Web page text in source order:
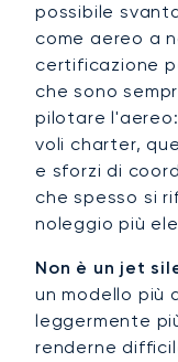
possibile
come aereo a
certificazione
che sono
pilotare
voli charter,
e sforzi di
che spesso si
noleggio più
Non è un jet
un modello più
leggermente
renderne